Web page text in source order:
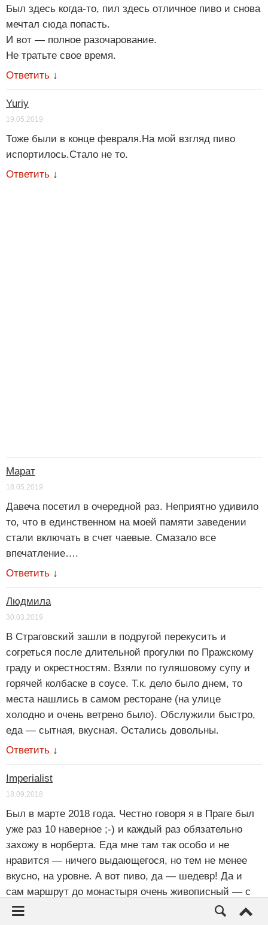
Был здесь когда-то, пил здесь отличное пиво и снова
мечтал сюда попасть.
И вот — полное разочарование.
Не тратьте свое время.
Ответить ↓
Yuriy
19.05.2019
Тоже были в конце февраля.На мой взгляд пиво
испортилось.Стало не то.
Ответить ↓
Марат
18.05.2019
Давеча посетил в очередной раз. Неприятно удивило
то, что в единственном на моей памяти заведении
стали включать в счет чаевые. Смазало все
впечатление….
Ответить ↓
Людмила
30.03.2019
В Страговский зашли в подругой перекусить и
согреться после длительной прогулки по Пражскому
граду и окрестностям. Взяли по гуляшовому супу и
горячей колбаске в соусе. Т.к. дело было днем, то
места нашлись в самом ресторане (на улице
холодно и очень ветрено было). Обслужили быстро,
еда — сытная, вкусная. Остались довольны.
Ответить ↓
Imperialist
18.09.2018
Был в марте 2018 года. Честно говоря я в Праге был
уже раз 10 наверное ;-) и каждый раз обязательно
захожу в норберта. Еда мне там так особо и не
нравится — ничего выдающегося, но тем не менее
вкусно, на уровне. А вот пиво, да — шедевр! Да и
сам маршрут до монастыря очень живописный — с
фуникулёра через парк.